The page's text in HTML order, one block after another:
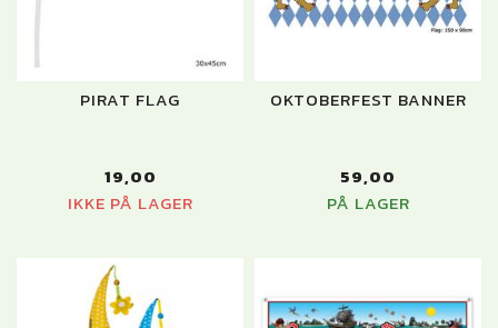
PIRAT FLAG
19,00
IKKE PÅ LAGER
OKTOBERFEST BANNER
59,00
PÅ LAGER